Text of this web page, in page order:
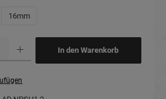
16mm
In den Warenkorb